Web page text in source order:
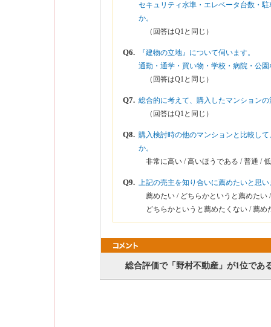
セキュリティ水準・エレベータ台数・
か。
（回答はQ1と同じ）
Q6.
『建物の立地』について伺います。
通勤・通学・買い物・学校・病院・公
（回答はQ1と同じ）
Q7. 総合的に考えて、購入したマンション
（回答はQ1と同じ）
Q8. 購入検討時の他のマンションと比較し
か。
非常に高い / 高いほうである / 普通 /
Q9. 上記の売主を知り合いに薦めたいと思い
薦めたい / どちらかというと薦めたい
どちらかというと薦めたくない / 薦め
総合評価で「野村不動産」が1位であ